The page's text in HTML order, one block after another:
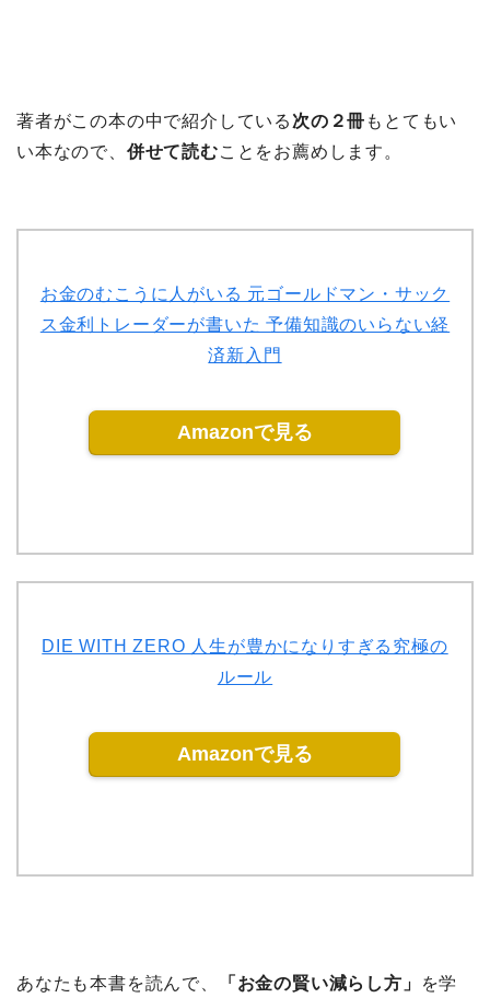
著者がこの本の中で紹介している 次の２冊 もとてもい
い本なので、 併せて読むことをお薦めします。
お金のむこうに人がいる 元ゴールドマン・サック
ス金利トレーダーが書いた 予備知識のいらない経
済新入門
Amazonで見る
DIE WITH ZERO 人生が豊かになりすぎる究極の
ルール
Amazonで見る
あなたも本書を読んで、 「お金の賢い減らし方」
を学